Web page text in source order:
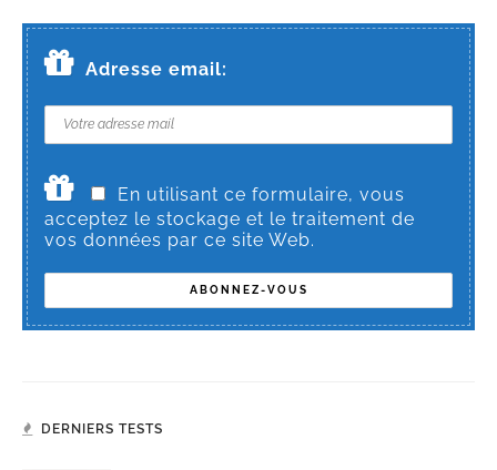
Adresse email:
En utilisant ce formulaire, vous
acceptez le stockage et le traitement de
vos données par ce site Web.
DERNIERS TESTS